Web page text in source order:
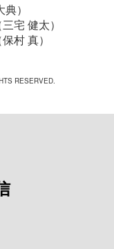
）
宅 健太）
村 真）
RESERVED.